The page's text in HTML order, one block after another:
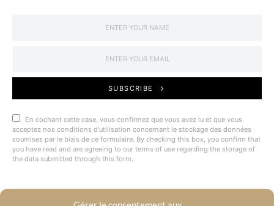
SUBSCRIBE
En cochant cette case, vous confirmez que vous avez lu et que vous
acceptez nos conditions d'utilisation concernant le stockage des données
soumises par le biais de ce formulaire. By checking this box, you confirm that
you have read and are agreeing to our terms of use regarding the storage of
the data submitted through this form.